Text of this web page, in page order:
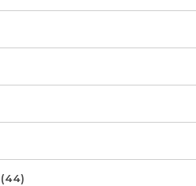
(44)